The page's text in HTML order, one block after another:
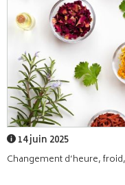
14 juin 2025
Changement d’heure,